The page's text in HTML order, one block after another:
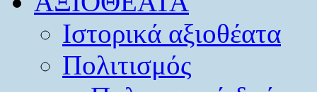
Ιστορικά αξιοθέατα
Πολιτισμός